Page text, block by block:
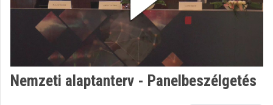
Intézményi kezdőlap
Nemzeti alaptanterv - Panelbeszélgetés